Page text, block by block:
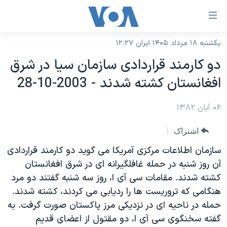
لینکهای
دسترسی
جهش
به
محتوای
اصلی
جهش
صفحه
اصلی
جهش
جستجو
نسخه سبک وب‌سایت
موضوع ها
ایران
آمریکا
جهان
ورزشی
گزیده‌ها
ویژه برنامه‌ها
ویدیوها
برنامه های تلویزیونی
جدول برنامه ها
صفحه‌های ویژه
جام جهانی ۲۰۲۶
عملیات خشم حماسی
۲۵۰سالگی آمریکا
بایگانی برنامه‌های تلویزیونی
فرکانس‌های صدای آمریکا
پخش رادیویی
یادگیری زبان انگلیسی
یکشنبه ۱۸ مرداد ۱۴۰۵ ایران ۱۲:۲۷
دو کارمند قراردادی سازمان سيا در شرق
افغانستان کشته شدند - 2003-10-28
۰۶ آبان ۱۳۸۲
اشتراک
سازمان اطلاعات مرکزی آمريکا می گويد دو کارمند قراردادی
آن روز شنبه در حمله غافلگيرانه ای در شرق افغانستان
کشته شدند. مقامات سی آی ا، روز سه شنبه گفتند دو مرد
هنگامی که تروريست ها را رديابی می کردند، کشته شدند.
حمله در ناحيه ای در نزديکی مرز پاکستان صورت گرفت. به
گفته سخنگوی سی آی ا، دو مقتول از اعضای قديم